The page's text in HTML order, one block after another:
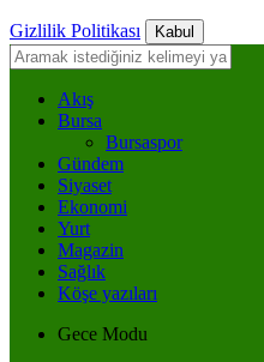
Gizlilik Politikası Kabul
Akış
Bursa
Bursaspor
Gündem
Siyaset
Ekonomi
Yurt
Magazin
Sağlık
Köşe yazıları
Gece Modu